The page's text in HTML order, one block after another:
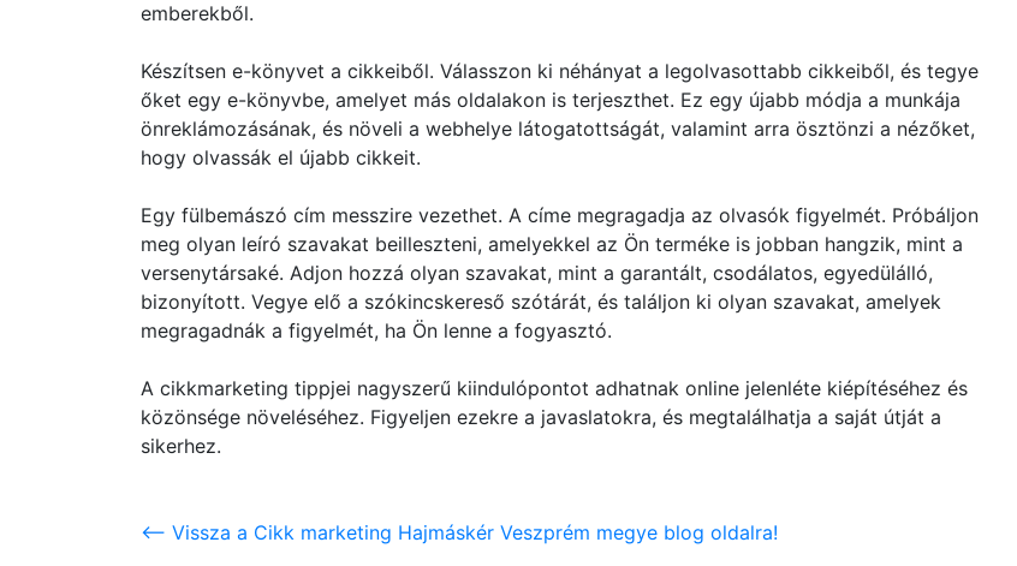
emberekből.
Készítsen e-könyvet a cikkeiből. Válasszon ki néhányat a legolvasottabb cikkeiből, és tegye
őket egy e-könyvbe, amelyet más oldalakon is terjeszthet. Ez egy újabb módja a munkája
önreklámozásának, és növeli a webhelye látogatottságát, valamint arra ösztönzi a nézőket,
hogy olvassák el újabb cikkeit.
Egy fülbemászó cím messzire vezethet. A címe megragadja az olvasók figyelmét. Próbáljon
meg olyan leíró szavakat beilleszteni, amelyekkel az Ön terméke is jobban hangzik, mint a
versenytársaké. Adjon hozzá olyan szavakat, mint a garantált, csodálatos, egyedülálló,
bizonyított. Vegye elő a szókincskereső szótárát, és találjon ki olyan szavakat, amelyek
megragadnák a figyelmét, ha Ön lenne a fogyasztó.
A cikkmarketing tippjei nagyszerű kiindulópontot adhatnak online jelenléte kiépítéséhez és
közönsége növeléséhez. Figyeljen ezekre a javaslatokra, és megtalálhatja a saját útját a
sikerhez.
<-- Vissza a Cikk marketing Hajmáskér Veszprém megye blog oldalra!